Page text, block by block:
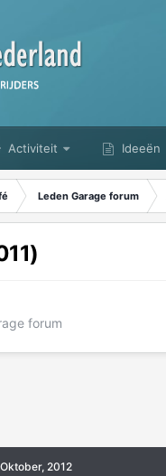
Activiteit Ideeën
Leden Garage forum
forum
2012